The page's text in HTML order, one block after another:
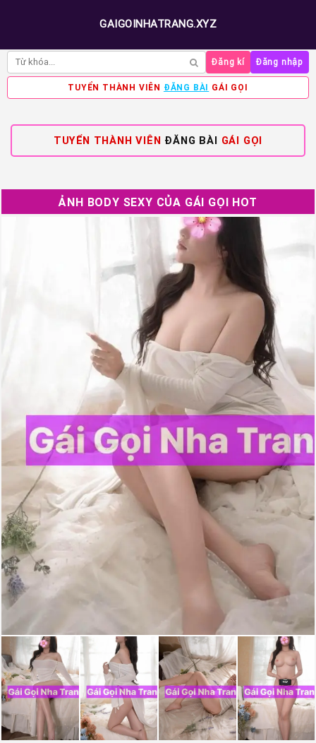
GAIGOINHATRANG.XYZ
Đăng kí Đăng nhập
TUYỂN THÀNH VIÊN ĐĂNG BÀI GÁI GỌI
TUYỂN THÀNH VIÊN ĐĂNG BÀI GÁI GỌI
ẢNH BODY SEXY CỦA GÁI GỌI HOT